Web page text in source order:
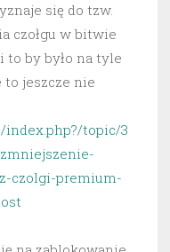
się do tzw.
czołgu w bitwie
by było na tyle
jeszcze nie
topic/3
czolgi-premium-